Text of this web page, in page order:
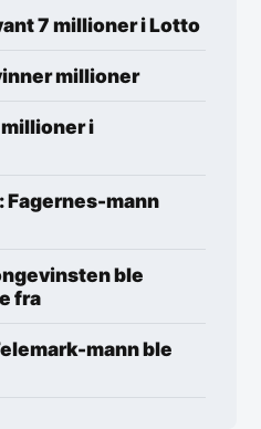
7 millioner i Lotto
millioner
i
Fagernes-mann
ble
fra
mann ble